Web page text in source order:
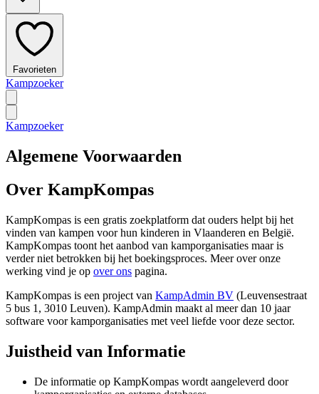
Favorieten
Kampzoeker
Kampzoeker
Algemene Voorwaarden
Over KampKompas
KampKompas is een gratis zoekplatform dat ouders helpt bij het
vinden van kampen voor hun kinderen in Vlaanderen en België.
KampKompas toont het aanbod van kamporganisaties maar is
verder niet betrokken bij het boekingsproces. Meer over onze
werking vind je op over ons pagina.
KampKompas is een project van KampAdmin BV (Leuvensestraat
5 bus 1, 3010 Leuven). KampAdmin maakt al meer dan 10 jaar
software voor kamporganisaties met veel liefde voor deze sector.
Juistheid van Informatie
De informatie op KampKompas wordt aangeleverd door